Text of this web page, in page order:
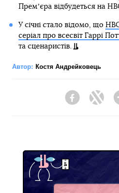
Премʼєра відбудеться на
У січні стало відомо, що
серіал про всесвіт Гаррі
та сценаристів.
Автор: Костя Андрейковець
Facebook